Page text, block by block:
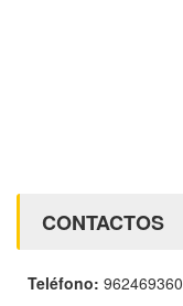
CONTACTOS
Teléfono: 962469360